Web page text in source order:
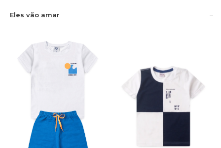
Eles vão amar